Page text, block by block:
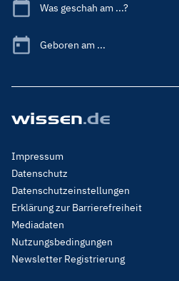
Was geschah am ...?
Geboren am ...
Footer
Menu
Legal
Impressum
Datenschutz
Datenschutzeinstellungen
Erklärung zur Barrierefreiheit
Mediadaten
Nutzungsbedingungen
Newsletter Registrierung